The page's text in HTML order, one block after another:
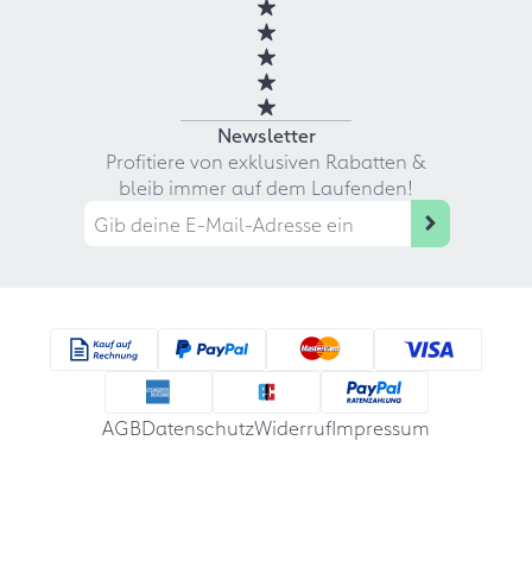
Newsletter
Profitiere von exklusiven Rabatten &
bleib immer auf dem Laufenden!
AGBDatenschutzWiderrufImpressum